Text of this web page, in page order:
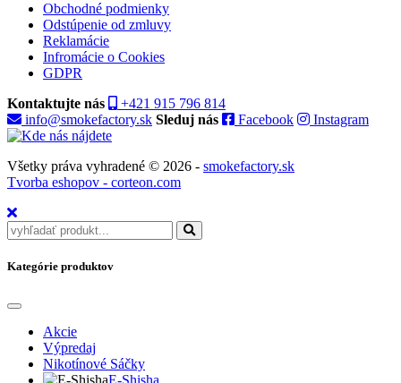
Obchodné podmienky
Odstúpenie od zmluvy
Reklamácie
Infromácie o Cookies
GDPR
Kontaktujte nás
+421 915 796 814
info@smokefactory.sk Sleduj nás Facebook Instagram
Všetky práva vyhradené © 2026 - smokefactory.sk
Tvorba eshopov - corteon.com
Kategórie produktov
Akcie
Výpredaj
Nikotínové Sáčky